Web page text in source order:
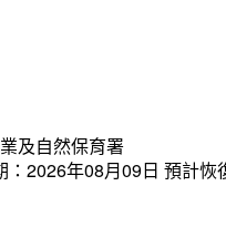
及自然保育署
：2026年08月09日 預計